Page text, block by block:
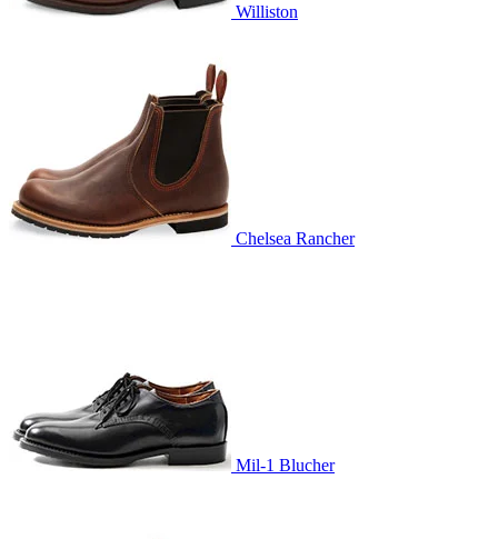
Williston
Chelsea Rancher
Mil-1 Blucher